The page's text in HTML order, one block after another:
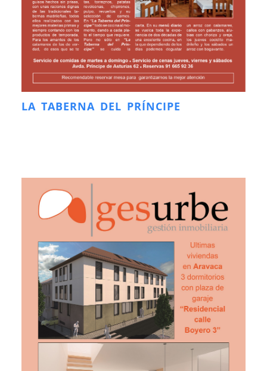
LA TABERNA DEL PRÍNCIPE